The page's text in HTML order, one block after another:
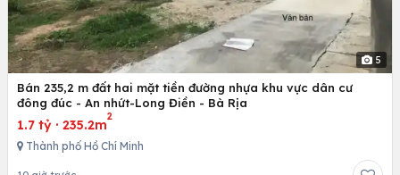
5
Bán 235,2 m đất hai mặt tiền đường nhựa khu vực dân cư
đông đúc - An nhứt-Long Điền - Bà Rịa
1.7 tỷ · 235.2m
2
Thành phố Hồ Chí Minh